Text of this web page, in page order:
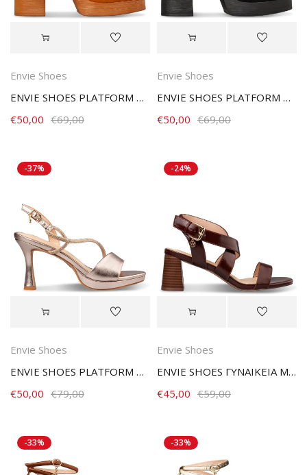
Envie Shoes
ENVIE SHOES PLATFORM HEEL SANDALS E37-23187-26 CAMEL
€69,00
€50,00
Envie Shoes
ENVIE SHOES PLATFORM HEEL SANDALS E37-23187-34 BLACK
€69,00
€50,00
-37%
Envie Shoes
ENVIE SHOES PLATFORM HEEL SANDALS E83-23048-13 ROSE GOLD
€79,00
€50,00
-24%
Envie Shoes
ENVIE SHOES ΓΥΝΑΙΚΕΙΑ MID-HEEL SANDALS E83-23047-28 ΚΑΦΕ
€59,00
€45,00
-33% -33%